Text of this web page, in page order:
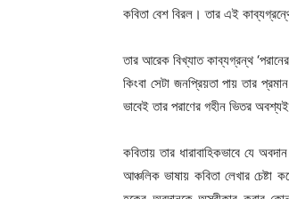
কবিতা বেশ বিরল। তার এই
তার আরেক বিখ্যাত কাব্যগ্রন্থ
কিংবা সেটা জনপ্রিয়তা পায় তার
ভাবেই তার পরাণের গহীন ভিতর
কবিতায় তার ধারাবাহিকভাবে যে
আঞ্চলিক ভাষায় কবিতা লেখার চেষ্টা